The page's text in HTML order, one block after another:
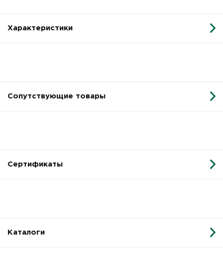
Характеристики
Сопутствующие товары
Сертификаты
Каталоги